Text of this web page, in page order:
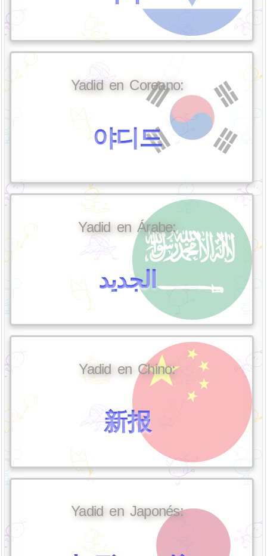
Yadid en Coreano:
야디드
Yadid en Árabe:
الجديد
Yadid en Chino:
新报
Yadid en Japonés: